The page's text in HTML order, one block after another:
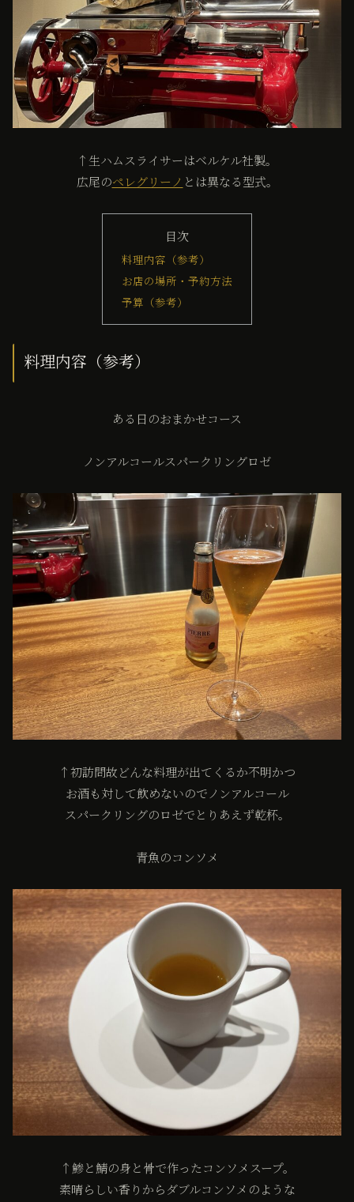
↑生ハムスライサーはベルケル社製。
広尾のペレグリーノ とは異なる型式。
目次
料理内容（参考）
お店の場所・予約方法
予算（参考）
料理内容（参考）
ある日のおまかせコース
ノンアルコールスパークリングロゼ
↑初訪問故どんな料理が出てくるか不明かつ
お酒も対して飲めないのでノンアルコール
スパークリングのロゼでとりあえず乾杯。
青魚のコンソメ
↑鯵と鯖の身と骨で作ったコンソメスープ。
素晴らしい香りからダブルコンソメのような